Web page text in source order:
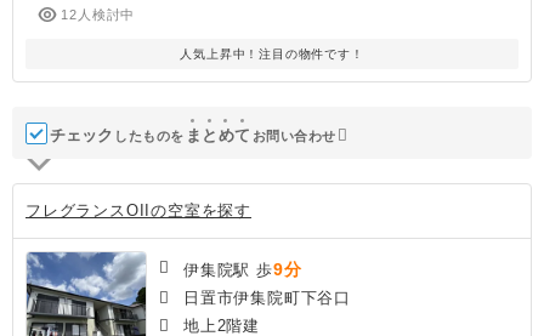
12人検討中
人気上昇中！注目の物件です！
チェック したものを ま と めて お問い合わせ
フレグランスOIIの空室を探す
伊集院駅 歩9分
日置市伊集院町下谷口
地上2階建